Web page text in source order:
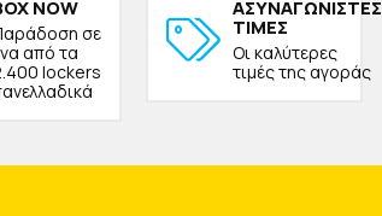
NOW
σε
από τα
lockers
ΑΣΥΝΑΓΩΝΙΣΤΕΣ
ΤΙΜΕΣ
Οι καλύτερες
τιμές της αγοράς